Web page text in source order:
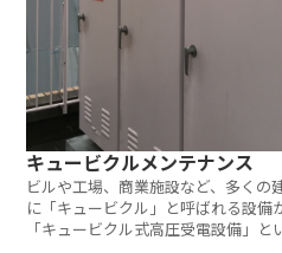
キュービクルメンテナンス
ビルや工場、商業施設など、多くの
に「キュービクル」と呼ばれる設備
「キュービクル式高圧受電設備」